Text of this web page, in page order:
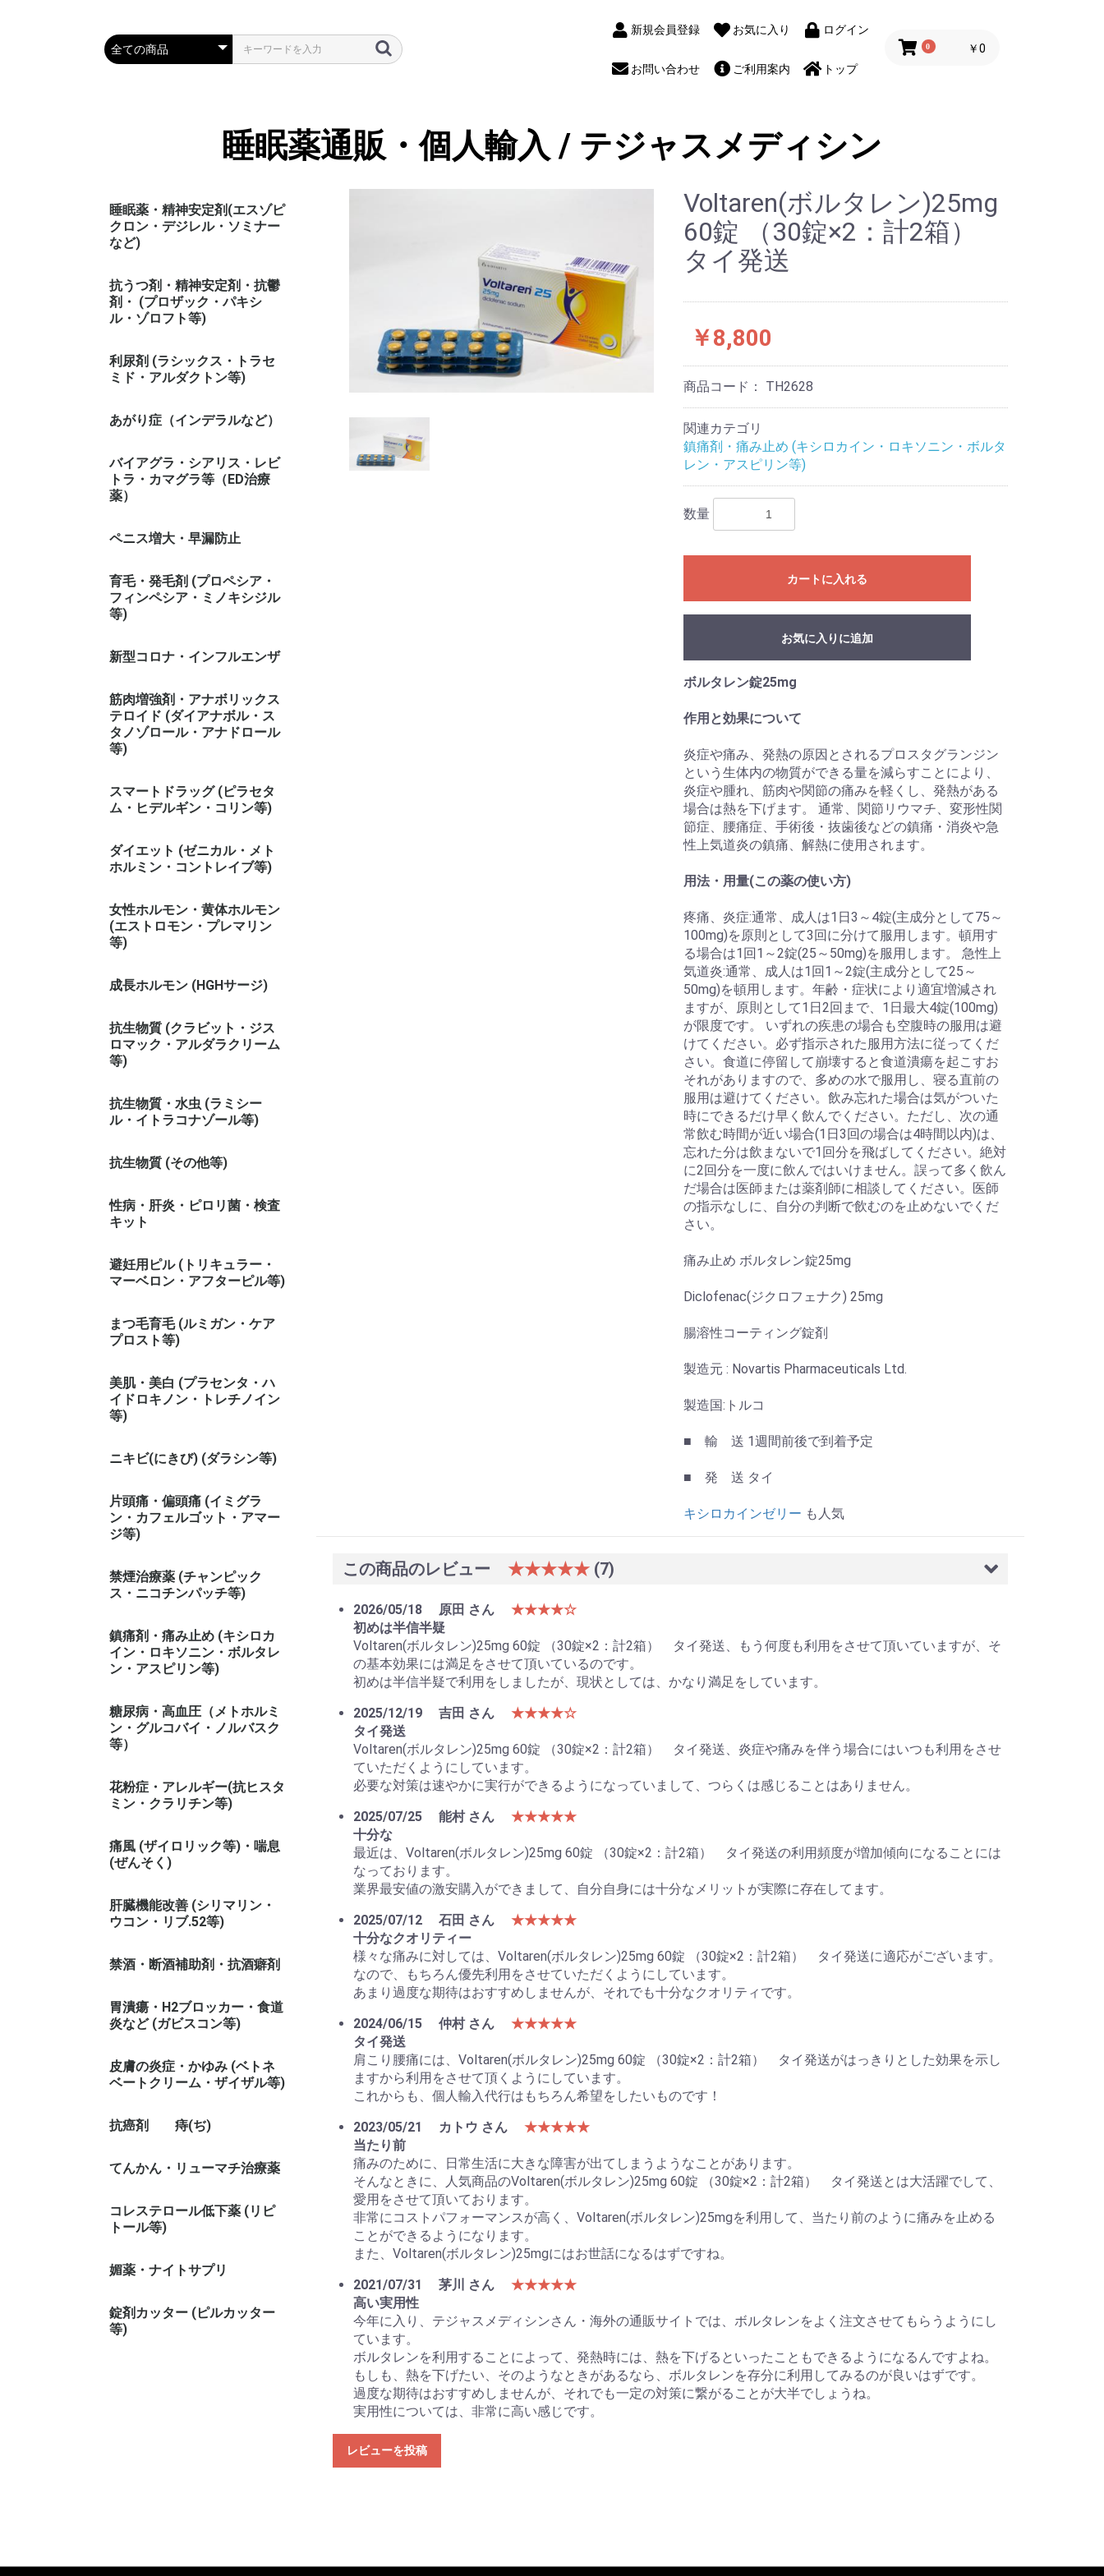
新規会員登録 お気に入り ログイン
お問い合わせ ご利用案内 トップ
0 ￥0
睡眠薬通販・個人輸入 / テジャスメディシン
睡眠薬・精神安定剤(エスゾピ
クロン・デジレル・ソミナー
など)
抗うつ剤・精神安定剤・抗鬱
剤・ (プロザック・パキシ
ル・ゾロフト等)
利尿剤 (ラシックス・トラセ
ミド・アルダクトン等)
あがり症（インデラルなど）
バイアグラ・シアリス・レビ
トラ・カマグラ等（ED治療
薬）
ペニス増大・早漏防止
育毛・発毛剤 (プロペシア・
フィンペシア・ミノキシジル
等)
新型コロナ・インフルエンザ
筋肉増強剤・アナボリックス
テロイド (ダイアナボル・ス
タノゾロール・アナドロール
等)
スマートドラッグ (ピラセタ
ム・ヒデルギン・コリン等)
ダイエット (ゼニカル・メト
ホルミン・コントレイブ等)
女性ホルモン・黄体ホルモン
(エストロモン・プレマリン
等)
成長ホルモン (HGHサージ)
抗生物質 (クラビット・ジス
ロマック・アルダラクリーム
等)
抗生物質・水虫 (ラミシー
ル・イトラコナゾール等)
抗生物質 (その他等)
性病・肝炎・ピロリ菌・検査
キット
避妊用ピル (トリキュラー・
マーベロン・アフターピル等)
まつ毛育毛 (ルミガン・ケア
プロスト等)
美肌・美白 (プラセンタ・ハ
イドロキノン・トレチノイン
等)
ニキビ(にきび) (ダラシン等)
片頭痛・偏頭痛 (イミグラ
ン・カフェルゴット・アマー
ジ等)
禁煙治療薬 (チャンピック
ス・ニコチンパッチ等)
鎮痛剤・痛み止め (キシロカ
イン・ロキソニン・ボルタレ
ン・アスピリン等)
糖尿病・高血圧（メトホルミ
ン・グルコバイ・ノルバスク
等）
花粉症・アレルギー(抗ヒスタ
ミン・クラリチン等)
痛風 (ザイロリック等)・喘息
(ぜんそく)
肝臓機能改善 (シリマリン・
ウコン・リブ.52等)
禁酒・断酒補助剤・抗酒癖剤
胃潰瘍・H2ブロッカー・食道
炎など (ガビスコン等)
皮膚の炎症・かゆみ (ベトネ
ベートクリーム・ザイザル等)
抗癌剤 痔(ぢ)
てんかん・リューマチ治療薬
コレステロール低下薬 (リピ
トール等)
媚薬・ナイトサプリ
錠剤カッター (ピルカッター
等)
Voltaren(ボルタレン)25mg
60錠 （30錠×2：計2箱）
タイ発送
￥8,800
商品コード： TH2628
関連カテゴリ
鎮痛剤・痛み止め (キシロカイン・ロキソニン・ボルタ
レン・アスピリン等)
数量
カートに入れる
お気に入りに追加
ボルタレン錠25mg
作用と効果について
炎症や痛み、発熱の原因とされるプロスタグランジン
という生体内の物質ができる量を減らすことにより、
炎症や腫れ、筋肉や関節の痛みを軽くし、発熱がある
場合は熱を下げます。 通常、関節リウマチ、変形性関
節症、腰痛症、手術後・抜歯後などの鎮痛・消炎や急
性上気道炎の鎮痛、解熱に使用されます。
用法・用量(この薬の使い方)
疼痛、炎症:通常、成人は1日3～4錠(主成分として75～
100mg)を原則として3回に分けて服用します。頓用す
る場合は1回1～2錠(25～50mg)を服用します。 急性上
気道炎:通常、成人は1回1～2錠(主成分として25～
50mg)を頓用します。年齢・症状により適宜増減され
ますが、原則として1日2回まで、1日最大4錠(100mg)
が限度です。 いずれの疾患の場合も空腹時の服用は避
けてください。必ず指示された服用方法に従ってくだ
さい。食道に停留して崩壊すると食道潰瘍を起こすお
それがありますので、多めの水で服用し、寝る直前の
服用は避けてください。飲み忘れた場合は気がついた
時にできるだけ早く飲んでください。ただし、次の通
常飲む時間が近い場合(1日3回の場合は4時間以内)は、
忘れた分は飲まないで1回分を飛ばしてください。絶対
に2回分を一度に飲んではいけません。誤って多く飲ん
だ場合は医師または薬剤師に相談してください。医師
の指示なしに、自分の判断で飲むのを止めないでくだ
さい。
痛み止め ボルタレン錠25mg
Diclofenac(ジクロフェナク) 25mg
腸溶性コーティング錠剤
製造元 : Novartis Pharmaceuticals Ltd.
製造国:トルコ
■ 輸 送 1週間前後で到着予定
■ 発 送 タイ
キシロカインゼリー も人気
この商品のレビュー ★★★★★ (7)
2026/05/18 原田 さん
★★★★☆
初めは半信半疑
Voltaren(ボルタレン)25mg 60錠 （30錠×2：計2箱） タイ発送、もう何度も利用をさせて頂いていますが、そ
の基本効果には満足をさせて頂いているのです。
初めは半信半疑で利用をしましたが、現状としては、かなり満足をしています。
2025/12/19
吉田 さん
★★★★☆
タイ発送
Voltaren(ボルタレン)25mg 60錠 （30錠×2：計2箱） タイ発送、炎症や痛みを伴う場合にはいつも利用をさせ
ていただくようにしています。
必要な対策は速やかに実行ができるようになっていまして、つらくは感じることはありません。
2025/07/25
能村 さん
★★★★★
十分な
最近は、Voltaren(ボルタレン)25mg 60錠 （30錠×2：計2箱） タイ発送の利用頻度が増加傾向になることには
なっております。
業界最安値の激安購入ができまして、自分自身には十分なメリットが実際に存在してます。
2025/07/12
石田 さん
★★★★★
十分なクオリティー
様々な痛みに対しては、Voltaren(ボルタレン)25mg 60錠 （30錠×2：計2箱） タイ発送に適応がございます。
なので、もちろん優先利用をさせていただくようにしています。
あまり過度な期待はおすすめしませんが、それでも十分なクオリティです。
2024/06/15
仲村 さん
★★★★★
タイ発送
肩こり腰痛には、Voltaren(ボルタレン)25mg 60錠 （30錠×2：計2箱） タイ発送がはっきりとした効果を示し
ますから利用をさせて頂くようにしています。
これからも、個人輸入代行はもちろん希望をしたいものです！
2023/05/21
カトウ さん
★★★★★
当たり前
痛みのために、日常生活に大きな障害が出てしまうようなことがあります。
そんなときに、人気商品のVoltaren(ボルタレン)25mg 60錠 （30錠×2：計2箱） タイ発送とは大活躍でして、
愛用をさせて頂いております。
非常にコストパフォーマンスが高く、Voltaren(ボルタレン)25mgを利用して、当たり前のように痛みを止める
ことができるようになります。
また、Voltaren(ボルタレン)25mgにはお世話になるはずですね。
2021/07/31
茅川 さん
★★★★★
高い実用性
今年に入り、テジャスメディシンさん・海外の通販サイトでは、ボルタレンをよく注文させてもらうようにし
ています。
ボルタレンを利用することによって、発熱時には、熱を下げるといったこともできるようになるんですよね。
もしも、熱を下げたい、そのようなときがあるなら、ボルタレンを存分に利用してみるのが良いはずです。
過度な期待はおすすめしませんが、それでも一定の対策に繋がることが大半でしょうね。
実用性については、非常に高い感じです。
レビューを投稿